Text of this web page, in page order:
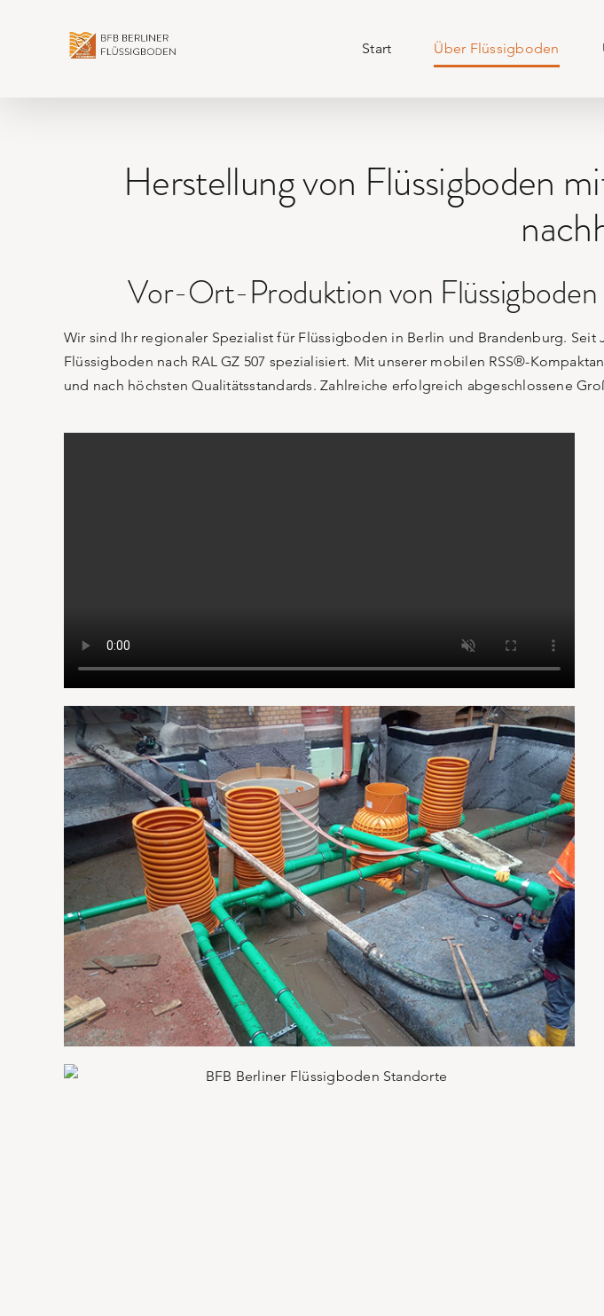
Start Über Flüssigboden
Herstellung von Flüssigboden
Vor-Ort-Produktion von
Wir sind Ihr regionaler Spezialist für Flüssigboden in Berlin und Brandenburg.
Flüssigboden nach RAL GZ 507 spezialisiert. Mit unserer mobilen RSS®-
und nach höchsten Qualitätsstandards. Zahlreiche erfolgreich abgeschlossene